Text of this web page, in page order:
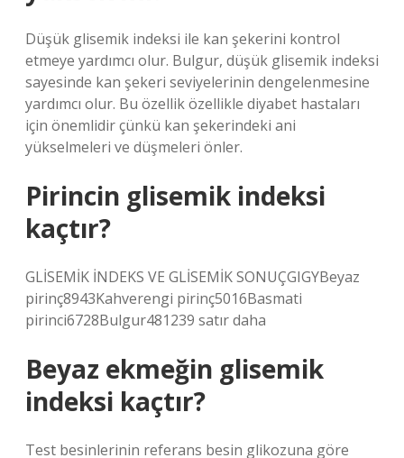
Düşük glisemik indeksi ile kan şekerini kontrol
etmeye yardımcı olur. Bulgur, düşük glisemik indeksi
sayesinde kan şekeri seviyelerinin dengelenmesine
yardımcı olur. Bu özellik özellikle diyabet hastaları
için önemlidir çünkü kan şekerindeki ani
yükselmeleri ve düşmeleri önler.
Pirincin glisemik indeksi
kaçtır?
GLİSEMİK İNDEKS VE GLİSEMİK SONUÇGIGYBeyaz
pirinç8943Kahverengi pirinç5016Basmati
pirinci6728Bulgur481239 satır daha
Beyaz ekmeğin glisemik
indeksi kaçtır?
Test besinlerinin referans besin glikozuna göre